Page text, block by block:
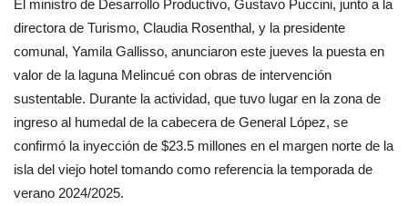
El ministro de Desarrollo Productivo, Gustavo Puccini, junto a la
directora de Turismo, Claudia Rosenthal, y la presidente
comunal, Yamila Gallisso, anunciaron este jueves la puesta en
valor de la laguna Melincué con obras de intervención
sustentable. Durante la actividad, que tuvo lugar en la zona de
ingreso al humedal de la cabecera de General López, se
confirmó la inyección de $23.5 millones en el margen norte de la
isla del viejo hotel tomando como referencia la temporada de
verano 2024/2025.